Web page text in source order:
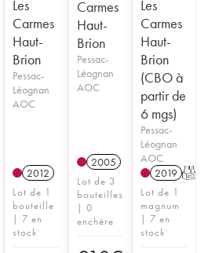
Les
Carmes
Haut-
Brion
Pessac-
Léognan
AOC
2012
Lot de 1
bouteille
| 7 en
stock
Carmes
Haut-
Brion
Pessac-
Léognan
AOC
2005
Lot de 3
bouteilles
| 0
enchère
Les
Carmes
Haut-
Brion
(CBO à
partir de
6 mgs)
Pessac-
Léognan
AOC
2019 T
Lot de 1
magnum
| 7 en
stock